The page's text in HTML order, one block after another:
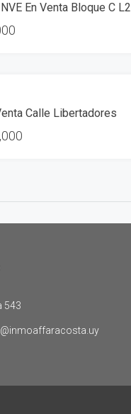
En Venta Bloque C L2
Calle Libertadores
543